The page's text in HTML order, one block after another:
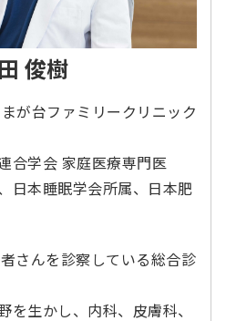
俊樹
が台ファミリークリニック
合学会 家庭医療専門医
日本睡眠学会所属、日本肥
さんを診察している総合診
生かし、内科、皮膚科、